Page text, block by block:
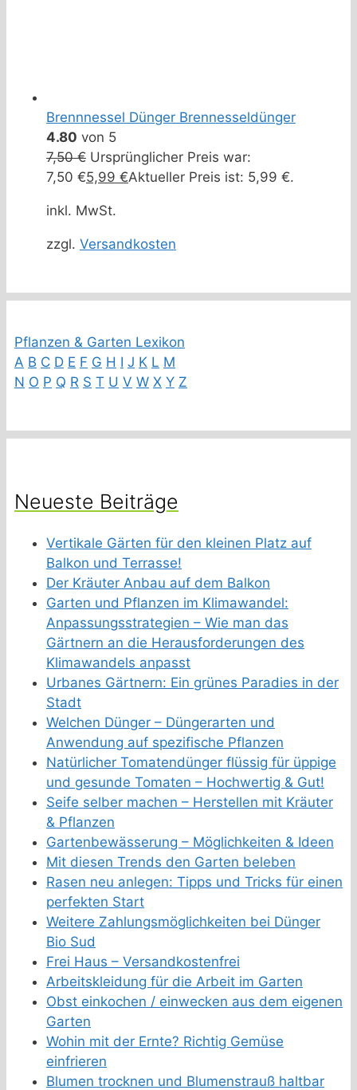
Brennnessel Dünger Brennesseldünger
4.80 von 5
7,50€ Ursprünglicher Preis war:
7,50 €5,99 €Aktueller Preis ist: 5,99 €.
inkl. MwSt.
zzgl. Versandkosten
Pflanzen & Garten Lexikon
A B C D E F G H I J K L M
N O P Q R S T U V W X Y Z
Neueste Beiträge
Vertikale Gärten für den kleinen Platz auf
Balkon und Terrasse!
Der Kräuter Anbau auf dem Balkon
Garten und Pflanzen im Klimawandel:
Anpassungsstrategien – Wie man das
Gärtnern an die Herausforderungen des
Klimawandels anpasst
Urbanes Gärtnern: Ein grünes Paradies in der
Stadt
Welchen Dünger – Düngerarten und
Anwendung auf spezifische Pflanzen
Natürlicher Tomatendünger flüssig für üppige
und gesunde Tomaten – Hochwertig & Gut!
Seife selber machen – Herstellen mit Kräuter
& Pflanzen
Gartenbewässerung – Möglichkeiten & Ideen
Mit diesen Trends den Garten beleben
Rasen neu anlegen: Tipps und Tricks für einen
perfekten Start
Weitere Zahlungsmöglichkeiten bei Dünger
Bio Sud
Frei Haus – Versandkostenfrei
Arbeitskleidung für die Arbeit im Garten
Obst einkochen / einwecken aus dem eigenen
Garten
Wohin mit der Ernte? Richtig Gemüse
einfrieren
Blumen trocknen und Blumenstrauß haltbar